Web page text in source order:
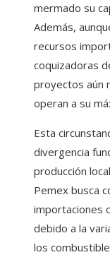
mermado su
Además,
recursos
coquizadoras
proyectos aún
operan a su
Esta
divergencia
producción
Pemex busca
importaciones
debido a la
los